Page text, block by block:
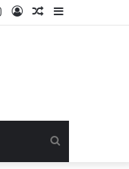
Sidebar
Artikel
Log
Instagram